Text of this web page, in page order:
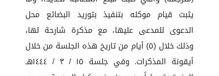
يثبت قيام موكله بتنفيذ بتوريد البضائع محل
الدعوى للمدعى عليها، مع مذكرة شارحة لها،
وذلك خلال (٥) أيام من تاريخ هذه الجلسة من خلال
أيقونة المذكرات. وفي جلسة ١٥ / ٣ / ١٤٤٤هـ